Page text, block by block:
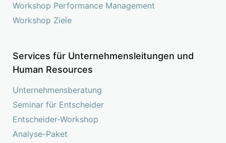
Workshop Performance Management
Workshop Ziele
Services für Unternehmensleitungen und
Human Resources
Unternehmensberatung
Seminar für Entscheider
Entscheider-Workshop
Analyse-Paket